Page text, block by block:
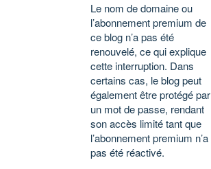
Le nom de domaine ou
l’abonnement premium de
ce blog n’a pas été
renouvelé, ce qui explique
cette interruption. Dans
certains cas, le blog peut
également être protégé par
un mot de passe, rendant
son accès limité tant que
l’abonnement premium n’a
pas été réactivé.